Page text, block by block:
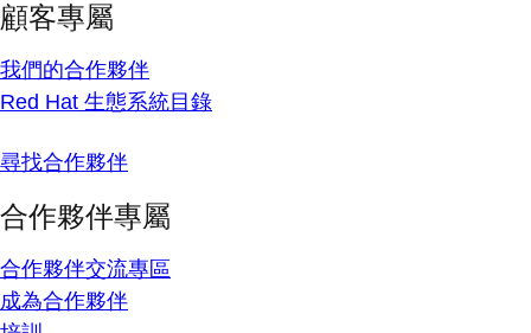
顧客專屬
我們的合作夥伴
Red Hat 生態系統目錄
尋找合作夥伴
合作夥伴專屬
合作夥伴交流專區
成為合作夥伴